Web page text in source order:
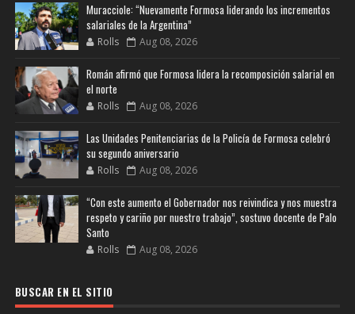
Muracciole: “Nuevamente Formosa liderando los incrementos
salariales de la Argentina”
Rolls Aug 08, 2026
Román afirmó que Formosa lidera la recomposición salarial en
el norte
Rolls Aug 08, 2026
Las Unidades Penitenciarias de la Policía de Formosa celebró
su segundo aniversario
Rolls Aug 08, 2026
“Con este aumento el Gobernador nos reivindica y nos muestra
respeto y cariño por nuestro trabajo”, sostuvo docente de Palo
Santo
Rolls Aug 08, 2026
BUSCAR EN EL SITIO